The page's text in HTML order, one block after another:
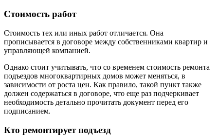
Стоимость работ
Стоимость тех или иных работ отличается. Она
прописывается в договоре между собственниками квартир и
управляющей компанией.
Однако стоит учитывать, что со временем стоимость ремонта
подъездов многоквартирных домов может меняться, в
зависимости от роста цен. Как правило, такой пункт также
должен содержаться в договоре, что еще раз подчеркивает
необходимость детально прочитать документ перед его
подписанием.
Кто ремонтирует подъезд